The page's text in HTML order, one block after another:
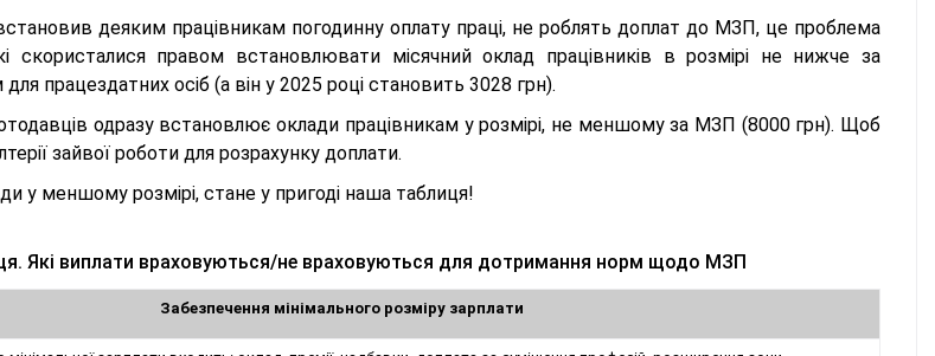
деяким працівникам погодинну оплату праці, не роблять доплат до МЗП, це проблема
скористалися правом встановлювати місячний оклад працівників в розмірі не нижче за
працездатних осіб (а він у 2025 році становить 3028 грн).
одразу встановлює оклади працівникам у розмірі, не меншому за МЗП (8000 грн). Щоб
зайвої роботи для розрахунку доплати.
у меншому розмірі, стане у пригоді наша таблиця!
Які виплати враховуються/не враховуються для дотримання норм щодо МЗП
Забезпечення мінімального розміру зарплати